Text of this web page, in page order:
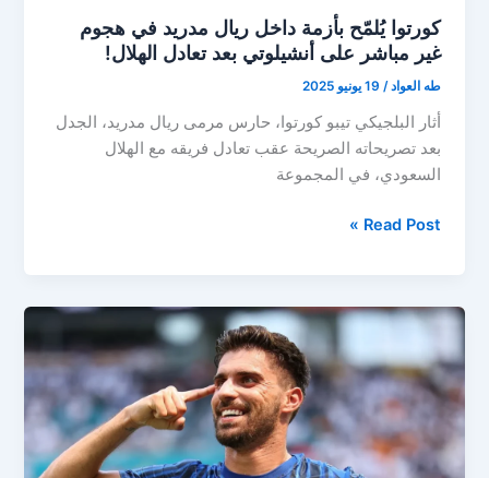
كورتوا يُلمّح بأزمة داخل ريال مدريد في هجوم
غير مباشر على أنشيلوتي بعد تعادل الهلال!
طه العواد/ 19 يونيو 2025
أثار البلجيكي تيبو كورتوا، حارس مرمى ريال مدريد، الجدل
بعد تصريحاته الصريحة عقب تعادل فريقه مع الهلال
السعودي، في المجموعة
كورتوا
داخل
ريال
مدريد
في
هجوم
غير
مباشر
Read Post »